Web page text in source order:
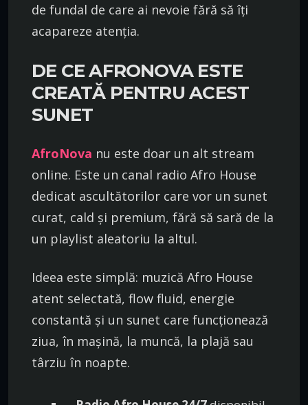
de fundal de care ai nevoie fără să îți
acapareze atenția.
DE CE AFRONOVA ESTE
CREATĂ PENTRU ACEST
SUNET
AfroNova nu este doar un alt stream
online. Este un canal radio Afro House
dedicat ascultătorilor care vor un sunet
curat, cald și premium, fără să sară de la
un playlist aleatoriu la altul.
Ideea este simplă: muzică Afro House
atent selectată, flow fluid, energie
constantă și un sunet care funcționează
ziua, în mașină, la muncă, la plajă sau
târziu în noapte.